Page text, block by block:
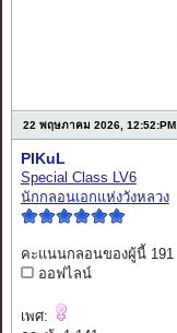
22 พฤษภาคม 2026, 12:52:PM
PIKuL
Special Class LV6
นักกลอนเอกแห่งวังหลวง
คะแนนกลอนของผู้นี้ 191
ออฟไลน์
เพศ: